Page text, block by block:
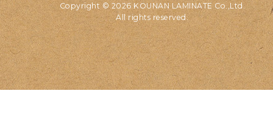
Copyright © 2026 KOUNAN LAMINATE Co.,Ltd.
All rights reserved.